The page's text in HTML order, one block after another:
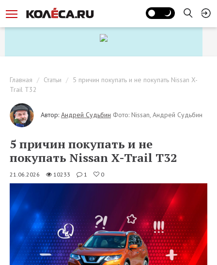
Главная Статьи
5 причин покупать и не покупать Nissan X-
Trail T32
Автор: Андрей Судьбин Фото: Nissan, Андрей Судьбин
5 причин покупать и не
покупать Nissan X-Trail T32
21.06.2026 10233 1 0